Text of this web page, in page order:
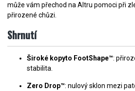
může vám přechod na Altru pomoci při
přirozené chůzi.
Shrnutí
Široké kopyto FootShape™:
stabilita.
Zero Drop™: nulový sklon mezi